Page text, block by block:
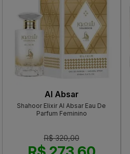
Al Absar
Shahoor Elixir Al Absar Eau De
Parfum Feminino
R$ 320,00